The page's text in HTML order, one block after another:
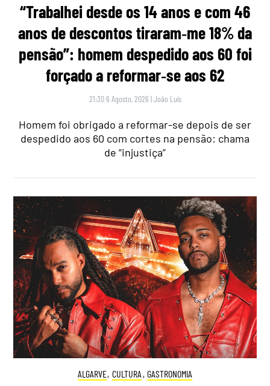
“Trabalhei desde os 14 anos e com 46
anos de descontos tiraram‑me 18% da
pensão”: homem despedido aos 60 foi
forçado a reformar‑se aos 62
21:30 6 Agosto, 2026 |João Luís
Homem foi obrigado a reformar-se depois de ser
despedido aos 60 com cortes na pensão: chama
de “injustiça”
ALGARVE, CULTURA , GASTRONOMIA